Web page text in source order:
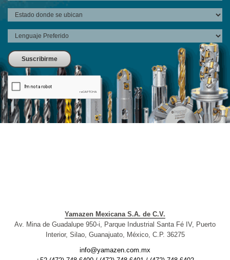
Yamazen Mexicana S.A. de C.V.
Av. Mina de Guadalupe 950-i, Parque Industrial Santa Fé IV, Puerto
Interior, Silao, Guanajuato, México, C.P. 36275
info@yamazen.com.mx